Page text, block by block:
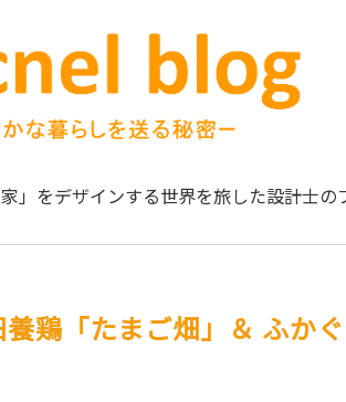
」をデザインする世界を旅した設計士の
鶏「たまご畑」＆ ふか